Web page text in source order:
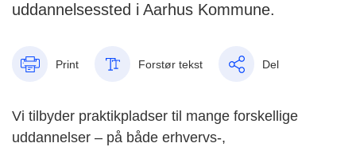
uddannelsessted i Aarhus Kommune.
Print Forstør tekst Del
Vi tilbyder praktikpladser til mange forskellige
uddannelser – på både erhvervs-,